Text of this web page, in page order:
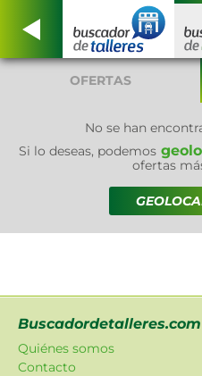
OFERTAS
No se han
Si lo deseas, podemos
ofertas
Buscadordetalleres.com
Quiénes somos
Contacto